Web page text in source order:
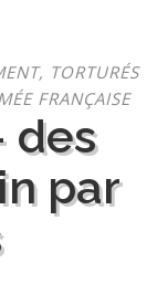
TORTURÉS
FRANÇAISE
des
par